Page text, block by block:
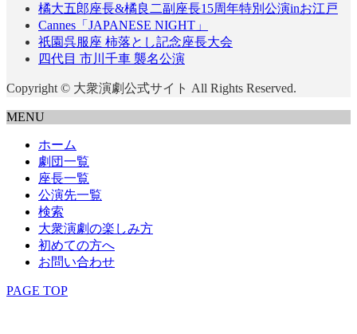
橘大五郎座長&橘良二副座長15周年特別公演inお江戸
Cannes「JAPANESE NIGHT」
祇園呉服座 柿落とし記念座長大会
四代目 市川千車 襲名公演
Copyright © 大衆演劇公式サイト All Rights Reserved.
MENU
ホーム
劇団一覧
座長一覧
公演先一覧
検索
大衆演劇の楽しみ方
初めての方へ
お問い合わせ
PAGE TOP